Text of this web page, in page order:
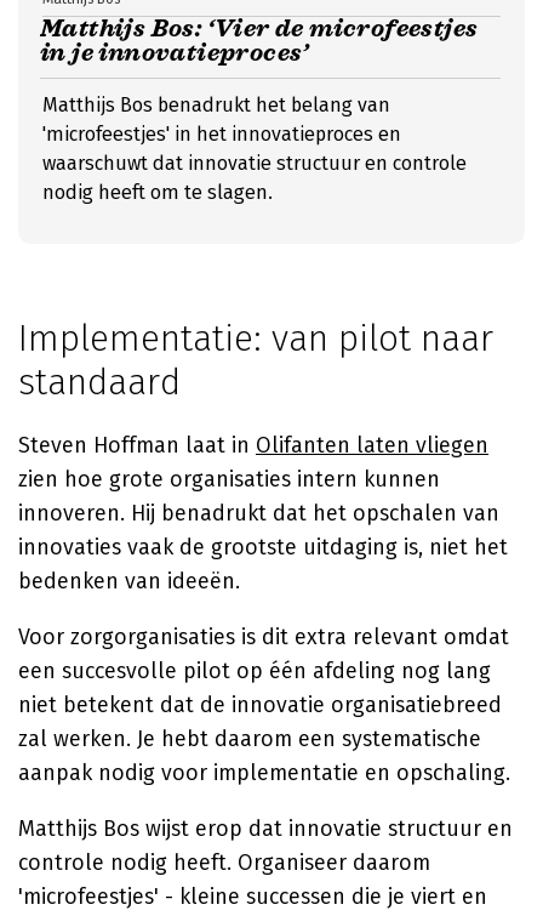
Matthijs Bos: ‘Vier de microfeestjes
in je innovatieproces’
Matthijs Bos benadrukt het belang van
'microfeestjes' in het innovatieproces en
waarschuwt dat innovatie structuur en controle
nodig heeft om te slagen.
Implementatie: van pilot naar
standaard
Steven Hoffman laat in Olifanten laten vliegen
zien hoe grote organisaties intern kunnen
innoveren. Hij benadrukt dat het opschalen van
innovaties vaak de grootste uitdaging is, niet het
bedenken van ideeën.
Voor zorgorganisaties is dit extra relevant omdat
een succesvolle pilot op één afdeling nog lang
niet betekent dat de innovatie organisatiebreed
zal werken. Je hebt daarom een systematische
aanpak nodig voor implementatie en opschaling.
Matthijs Bos wijst erop dat innovatie structuur en
controle nodig heeft. Organiseer daarom
'microfeestjes' - kleine successen die je viert en